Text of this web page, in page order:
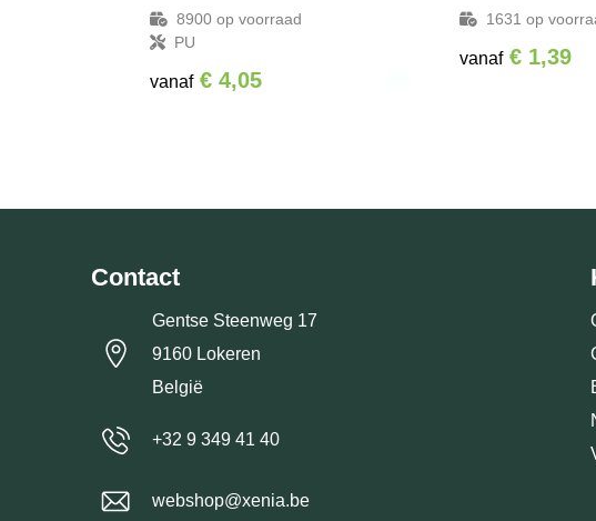
8900op voorraad
PU
vanaf € 4,05
1631 op
vanaf € 1,39
Contact
Gentse Steenweg 17
9160 Lokeren
België
+32 9 349 41 40
webshop@xenia.be